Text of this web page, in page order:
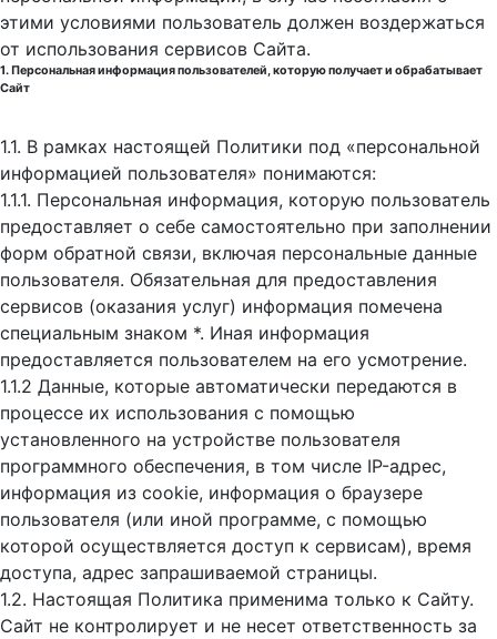
этими условиями пользователь должен воздержаться
от использования сервисов Сайта.
1. Персональная информация пользователей, которую получает и обрабатывает
Сайт
1.1. В рамках настоящей Политики под «персональной
информацией пользователя» понимаются:
1.1.1. Персональная информация, которую пользователь
предоставляет о себе самостоятельно при заполнении
форм обратной связи, включая персональные данные
пользователя. Обязательная для предоставления
сервисов (оказания услуг) информация помечена
специальным знаком *. Иная информация
предоставляется пользователем на его усмотрение.
1.1.2 Данные, которые автоматически передаются в
процессе их использования с помощью
установленного на устройстве пользователя
программного обеспечения, в том числе IP-адрес,
информация из cookie, информация о браузере
пользователя (или иной программе, с помощью
которой осуществляется доступ к cервисам), время
доступа, адрес запрашиваемой страницы.
1.2. Настоящая Политика применима только к Сайту.
Сайт не контролирует и не несет ответственность за